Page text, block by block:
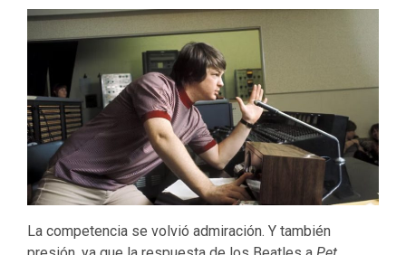
La competencia se volvió admiración. Y también